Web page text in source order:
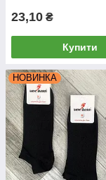
23,10 ₴
Купити
НОВИНКА